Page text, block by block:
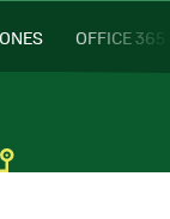
OFFICE 365